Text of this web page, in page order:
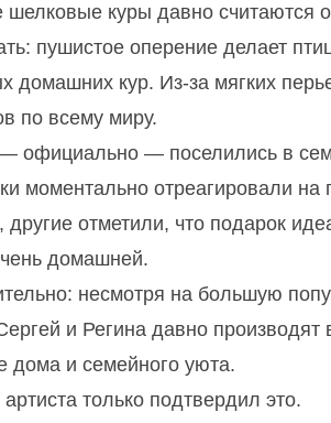
шелковые куры давно
пушистое оперение делает
домашних кур. Из-за мягких
по всему миру.
официально — поселились в
моментально отреагировали
другие отметили, что подарок
домашней.
несмотря на большую
и Регина давно
дома и семейного уюта.
только подтвердил это.